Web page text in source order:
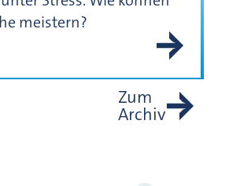
meistern?
Zum
Archiv